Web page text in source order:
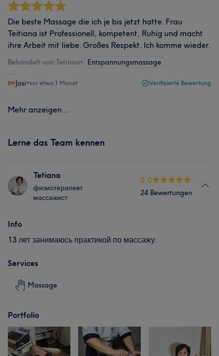
Die beste Massage die ich je bis jetzt hatte. Frau
Teitiana ist Professionell, kompetent, Ruhig und macht
ihre Arbeit mit liebe. Großes Respekt. Ich komme wieder.
Behandelt von Tetiana• Entspannungsmassage
Josi•vor etwa 1 Monat Verifizierte Bewertung
Mehr anzeigen...
Lerne das Team kennen
Tetiana
физиотерапевт
массажист
5.0
24 Bewertungen
Info
13 лет занимаюсь практикой по массажу.
Services
Massage
Portfolio